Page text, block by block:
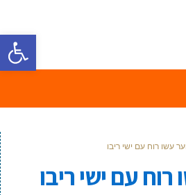
פתח
עשו רוח עם ישי ריבו
רוח עם ישי ריבו